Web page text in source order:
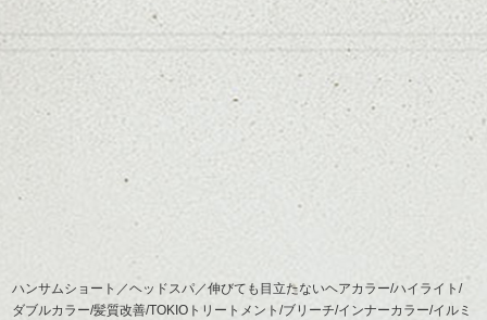
ハンサムショート／ヘッドスパ／伸びても目立たないヘアカラー/ハイライト/
ダブルカラー/髪質改善/TOKIOトリートメント/ブリーチ/インナーカラー/イルミ